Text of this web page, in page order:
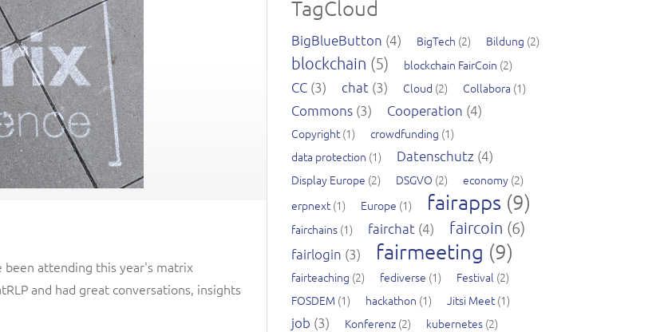
attending this year's matrix
and had great conversations, insights
TagCloud
BigBlueButton (4) BigTech (2) Bildung (2)
blockchain (5) blockchain FairCoin (2)
CC (3) chat (3) Cloud (2) Collabora (1)
Commons (3) Cooperation (4)
Copyright(1) crowdfunding (1)
data protection (1) Datenschutz (4)
Display Europe (2) DSGVO (2) economy (2)
erpnext(1) Europe (1) fairapps (9)
fairchains (1) fairchat (4) faircoin (6)
fairlogin (3) fairmeeting (9)
fairteaching (2) fediverse (1) Festival (2)
FOSDEM (1) hackathon (1) Jitsi Meet(1)
job (3) Konferenz (2) kubernetes (2)